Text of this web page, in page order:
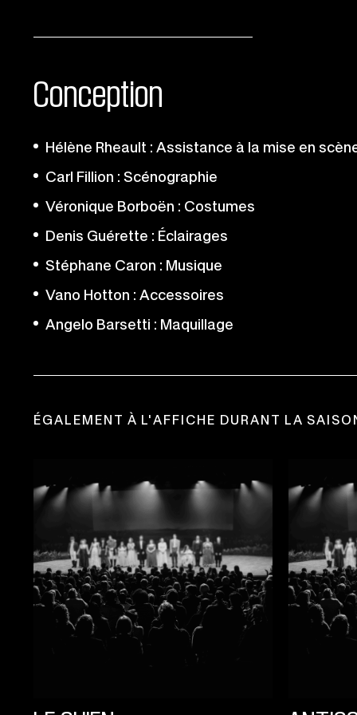
Conception
Hélène Rheault : Assistance à la mise en
Carl Fillion : Scénographie
Véronique Borboën : Costumes
Denis Guérette : Éclairages
Stéphane Caron : Musique
Vano Hotton : Accessoires
Angelo Barsetti : Maquillage
ÉGALEMENT À L'AFFICHE DURANT LA